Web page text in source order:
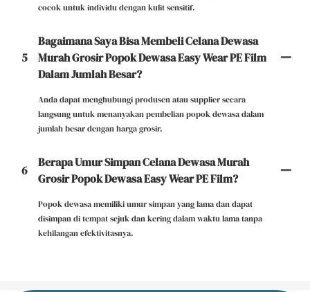
cocok untuk individu dengan kulit sensitif.
5
Bagaimana Saya Bisa Membeli Celana Dewasa
Murah Grosir Popok Dewasa Easy Wear PE Film
Dalam Jumlah Besar?
Anda dapat menghubungi produsen atau supplier secara
langsung untuk menanyakan pembelian popok dewasa dalam
jumlah besar dengan harga grosir.
6
Berapa Umur Simpan Celana Dewasa Murah
Grosir Popok Dewasa Easy Wear PE Film?
Popok dewasa memiliki umur simpan yang lama dan dapat
disimpan di tempat sejuk dan kering dalam waktu lama tanpa
kehilangan efektivitasnya.